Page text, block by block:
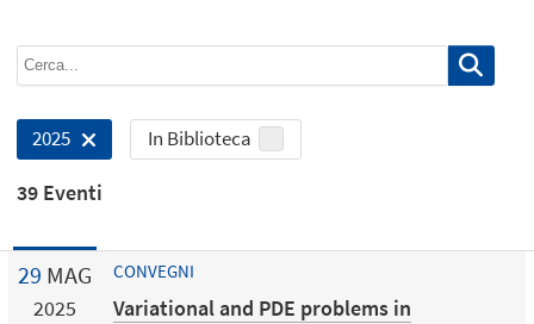
2025 In Biblioteca
39 Eventi
29 MAG
2025
CONVEGNI
Variational and PDE problems in